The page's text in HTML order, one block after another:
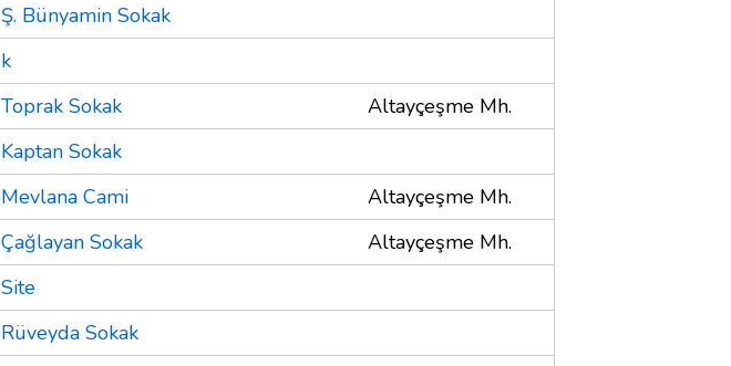
Ş. Bünyamin Sokak
k
Toprak Sokak
Altayçeşme Mh.
Kaptan Sokak
Mevlana Cami
Altayçeşme Mh.
Çağlayan Sokak
Altayçeşme Mh.
Site
Rüveyda Sokak